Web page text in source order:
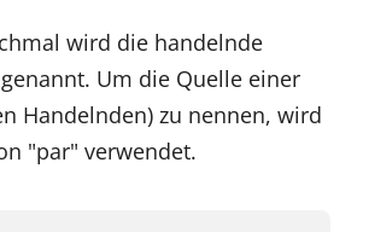
wird die handelnde
Um die Quelle einer
Handelnden) zu nennen, wird
"par" verwendet.